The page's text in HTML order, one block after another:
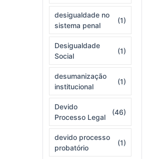
desigualdade no
sistema penal
(1)
Desigualdade
Social
(1)
desumanização
institucional
(1)
Devido
Processo Legal
(46)
devido processo
probatório
(1)